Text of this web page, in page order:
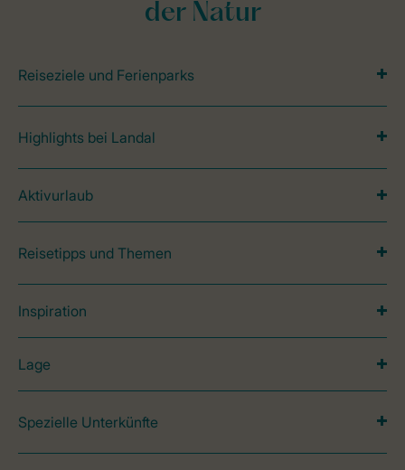
der Natur
Reiseziele und Ferienparks
Highlights bei Landal
Aktivurlaub
Reisetipps und Themen
Inspiration
Lage
Spezielle Unterkünfte